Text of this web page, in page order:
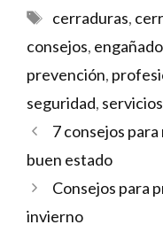
Etiquetas
cerraduras,
consejos,
prevención,
seguridad, servicios
7 consejos
buen estado
Consejos para
invierno